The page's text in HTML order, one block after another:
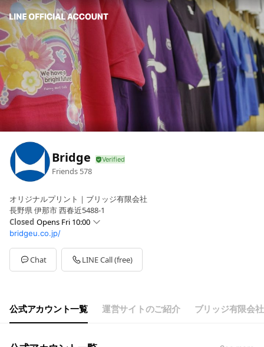
Bridge
Friends 578
オリジナルプリント｜ブリッジ有限会社
長野県 伊那市 西春近5488-1
Closed Opens Fri 10:00
SunClosed
Mon10:00 - 18:00
Tue10:00 - 18:00
Wed10:00 - 18:00
Sat
Closed
bridgeu.co.jp/
Chat LINE Call (free)
公式アカウント一覧 運営サイトのご紹介 ブリッジ有限会